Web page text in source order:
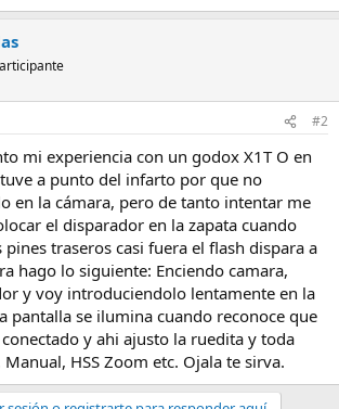
#2
mi experiencia con un godox X1T O en
a punto del infarto por que no
en la cámara, pero de tanto intentar me
el disparador en la zapata cuando
pines traseros casi fuera el flash dispara a
hago lo siguiente: Enciendo camara,
y voy introduciendolo lentamente en la
pantalla se ilumina cuando reconoce que
y ahi ajusto la ruedita y toda
HSS Zoom etc. Ojala te sirva.